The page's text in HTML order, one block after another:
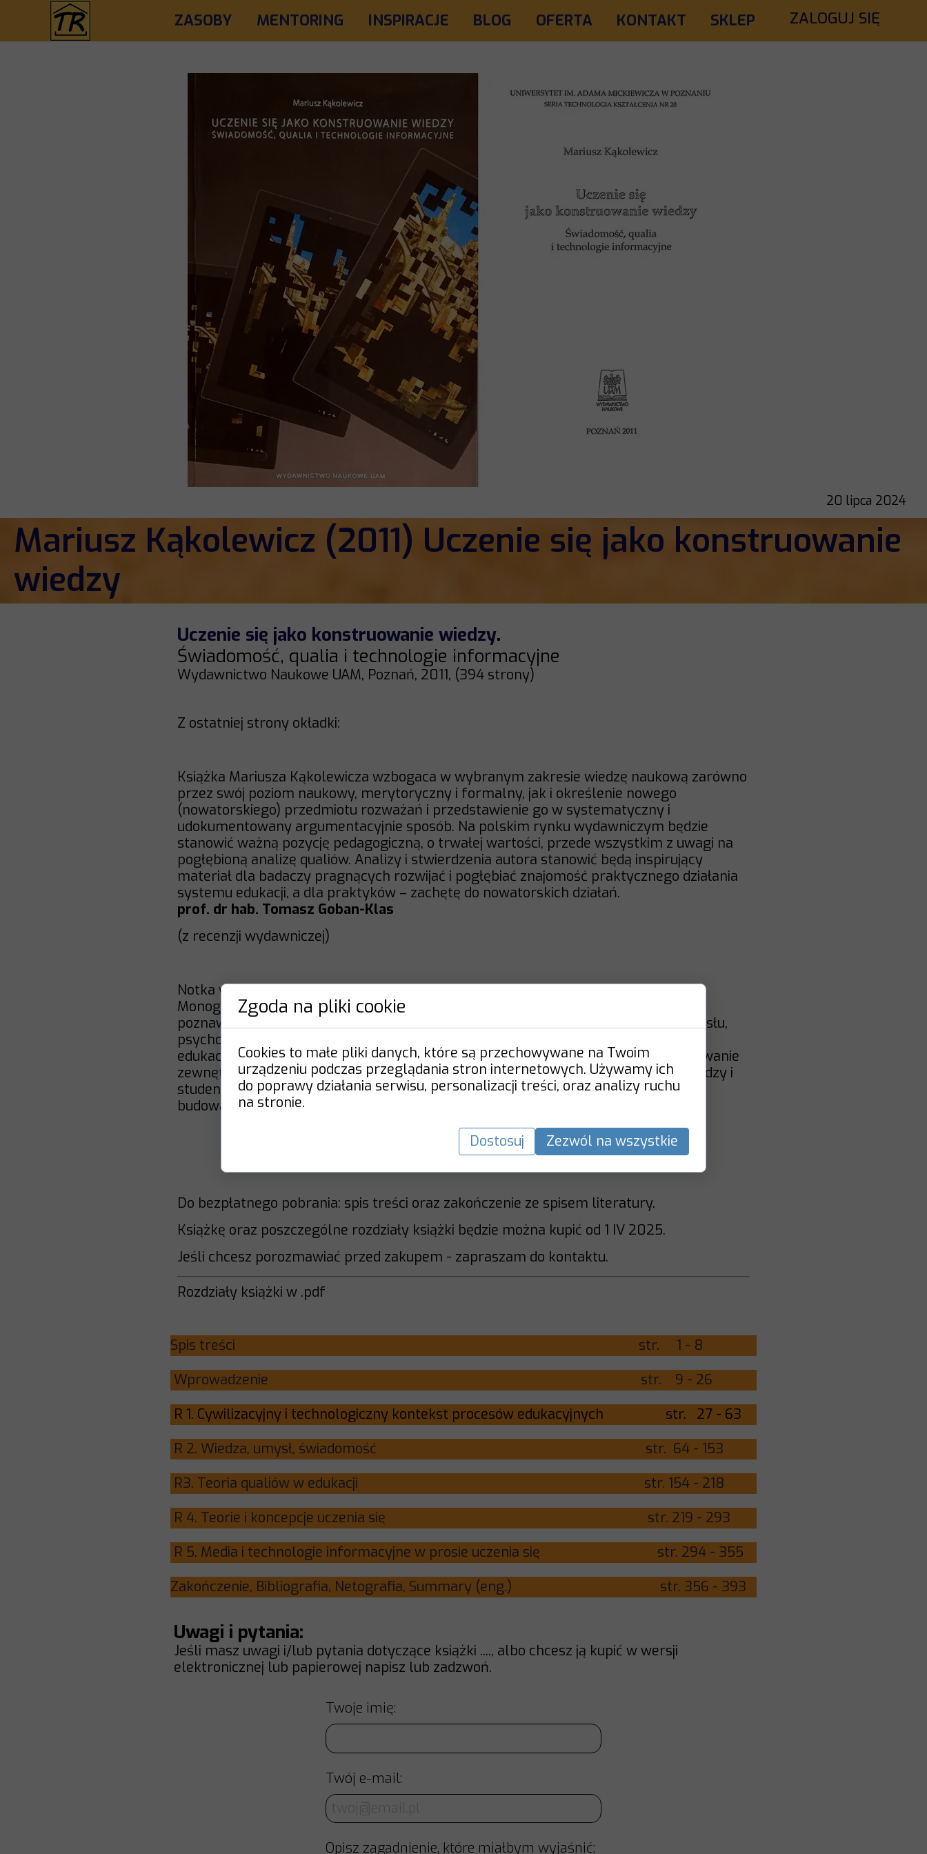
ZALOGUJ SIĘ
ZASOBY MENTORING INSPIRACJE BLOG OFERTA KONTAKT SKLEP
20 lipca 2024
Mariusz Kąkolewicz (2011) Uczenie się jako konstruowanie
wiedzy
Uczenie się jako konstruowanie wiedzy.
Świadomość, qualia i technologie informacyjne
Wydawnictwo Naukowe UAM, Poznań, 2011, (394 strony)
Z ostatniej strony okładki:
Książka Mariusza Kąkolewicza wzbogaca w wybranym zakresie wiedzę naukową zarówno
przez swój poziom naukowy, merytoryczny i formalny, jak i określenie nowego
(nowatorskiego) przedmiotu rozważań i przedstawienie go w systematyczny i
udokumentowany argumentacyjnie sposób. Na polskim rynku wydawniczym będzie
stanowić ważną pozycję pedagogiczną, o trwałej wartości, przede wszystkim z uwagi na
pogłębioną analizę qualiów. Analizy i stwierdzenia autora stanowić będą inspirujący
materiał dla badaczy pragnących rozwijać i pogłębiać znajomość praktycznego działania
systemu edukacji, a dla praktyków – zachętę do nowatorskich działań.
prof. dr hab. Tomasz Goban-Klas
(z recenzji wydawniczej)
Notka wydawnicza:
Monografia przedstawia uczenie się jako drogę tworzenia osobistych konstruktów
poznawczych podmiotu, odwołując się do najnowszych ustaleń i teorii z filozofii umysłu,
psychologii poznawczej i kognitywistyki. Prezentuje m.in. autorską teorię qualiów w
edukacji, model sfer refleksji oraz koncepcję strategii uczenia się poprzez konstruowanie
zewnętrznych reprezentacji struktur wiedzy (ZRSW). Adresatami książki są pedagodzy i
studenci pedagogiki, nauczyciele szkolni i akademiccy oraz wszyscy zainteresowani
budowaniem społeczeństwa wiedzy.
Do bezpłatnego pobrania: spis treści oraz zakończenie ze spisem literatury.
Książkę oraz poszczególne rozdziały książki będzie można kupić od 1 IV 2025.
Jeśli chcesz porozmawiać przed zakupem - zapraszam do kontaktu.
Rozdziały książki w .pdf
Spis treści str. 1 - 8
Wprowadzenie str. 9 - 26
R 1. Cywilizacyjny i technologiczny kontekst procesów edukacyjnych str. 27 - 63
R 2. Wiedza, umysł, świadomość str. 64 - 153
R3. Teoria qualiów w edukacji str. 154 - 218
R 4. Teorie i koncepcje uczenia się str. 219 - 293
R 5. Media i technologie informacyjne w prosie uczenia się str. 294 - 355
Zakończenie, Bibliografia, Netografia, Summary (eng.) str. 356 - 393
Uwagi i pytania:
Jeśli masz uwagi i/lub pytania dotyczące książki ...., albo chcesz ją kupić w wersji
elektronicznej lub papierowej napisz lub zadzwoń.
Twoje imię:
Twój e-mail:
Opisz zagadnienie, które miałbym wyjaśnić:
Zgoda na pliki cookie
Cookies to małe pliki danych, które są przechowywane na Twoim
urządzeniu podczas przeglądania stron internetowych. Używamy ich
do poprawy działania serwisu, personalizacji treści, oraz analizy ruchu
na stronie.
Dostosuj Zezwól na wszystkie